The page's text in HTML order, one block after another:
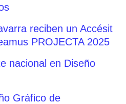
reciben un Accésit
PROJECTA 2025
nacional en Diseño
Gráfico de